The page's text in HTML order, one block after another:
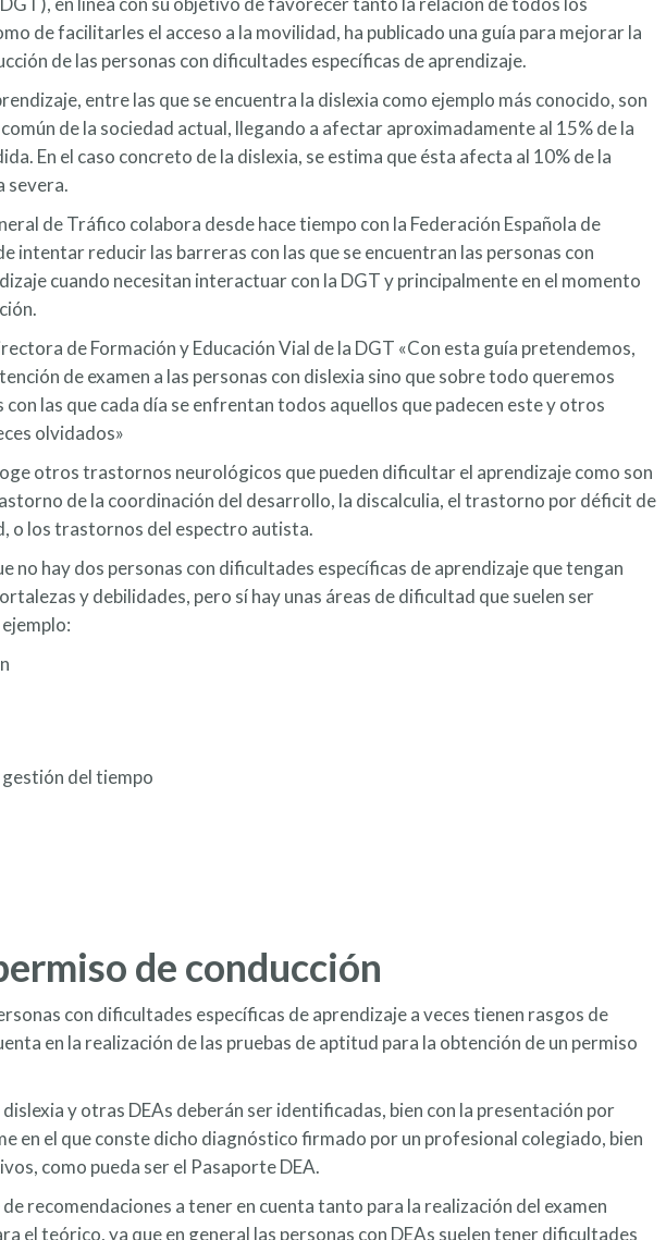
de facilitarles el acceso a la movilidad, ha publicado una guía para mejorar la
de las personas con dificultades específicas de aprendizaje.
entre las que se encuentra la dislexia como ejemplo más conocido, son
de la sociedad actual, llegando a afectar aproximadamente al 15% de la
En el caso concreto de la dislexia, se estima que ésta afecta al 10% de la
severa.
de Tráfico colabora desde hace tiempo con la Federación Española de
intentar reducir las barreras con las que se encuentran las personas con
cuando necesitan interactuar con la DGT y principalmente en el momento
de Formación y Educación Vial de la DGT «Con esta guía pretendemos,
de examen a las personas con dislexia sino que sobre todo queremos
las que cada día se enfrentan todos aquellos que padecen este y otros
olvidados»
otros trastornos neurológicos que pueden dificultar el aprendizaje como son
de la coordinación del desarrollo, la discalculia, el trastorno por déficit de
o los trastornos del espectro autista.
no hay dos personas con dificultades específicas de aprendizaje que tengan
y debilidades, pero sí hay unas áreas de dificultad que suelen ser
del tiempo
de conducción
con dificultades específicas de aprendizaje a veces tienen rasgos de
en la realización de las pruebas de aptitud para la obtención de un permiso
y otras DEAs deberán ser identificadas, bien con la presentación por
en el que conste dicho diagnóstico firmado por un profesional colegiado, bien
como pueda ser el Pasaporte DEA.
recomendaciones a tener en cuenta tanto para la realización del examen
el teórico, ya que en general las personas con DEAs suelen tener dificultades